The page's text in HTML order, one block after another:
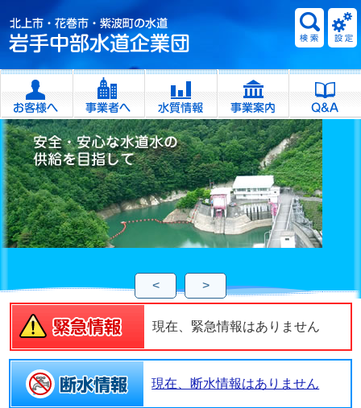
< >
現在、緊急情報はありません
現在、断水情報はありません